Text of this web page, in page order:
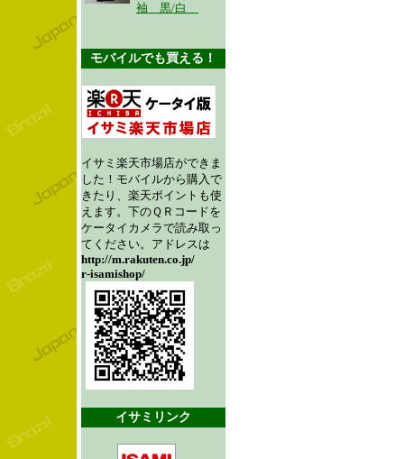
袖 黒/白
モバイルでも買える！
イサミ楽天市場店ができま
した！モバイルから購入で
きたり、楽天ポイントも使
えます。下のＱＲコードを
ケータイカメラで読み取っ
てください。アドレスは
http://m.rakuten.co.jp/
r-isamishop/
イサミリンク